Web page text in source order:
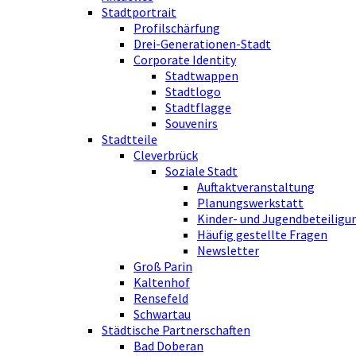
Stadtportrait
Profilschärfung
Drei-Generationen-Stadt
Corporate Identity
Stadtwappen
Stadtlogo
Stadtflagge
Souvenirs
Stadtteile
Cleverbrück
Soziale Stadt
Auftaktveranstaltung
Planungswerkstatt
Kinder- und
Häufig gestellte Fragen
Newsletter
Groß Parin
Kaltenhof
Rensefeld
Schwartau
Städtische Partnerschaften
Bad Doberan